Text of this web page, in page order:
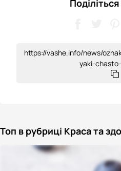
https://vashe.info/news/
yaki-
Топ в рубриці Краса та